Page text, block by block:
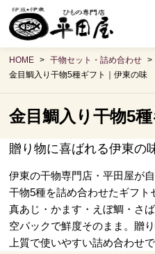
HOME
干物セット・詰め合わせ
金目鯛入り干物5種ギフト｜伊東の味
金目鯛入り干物5
贈り物に喜ばれる伊東の
伊東の干物専門店・平田屋が
干物5種を詰め合わせたギフト
真あじ・かます・えぼ鯛・さ
空パックで鮮度そのまま。贈
上質で使いやすい詰め合わせで